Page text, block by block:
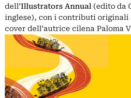
dell’Illustrators Annual (edito da
inglese), con i contributi originali
cover dell’autrice cilena Paloma